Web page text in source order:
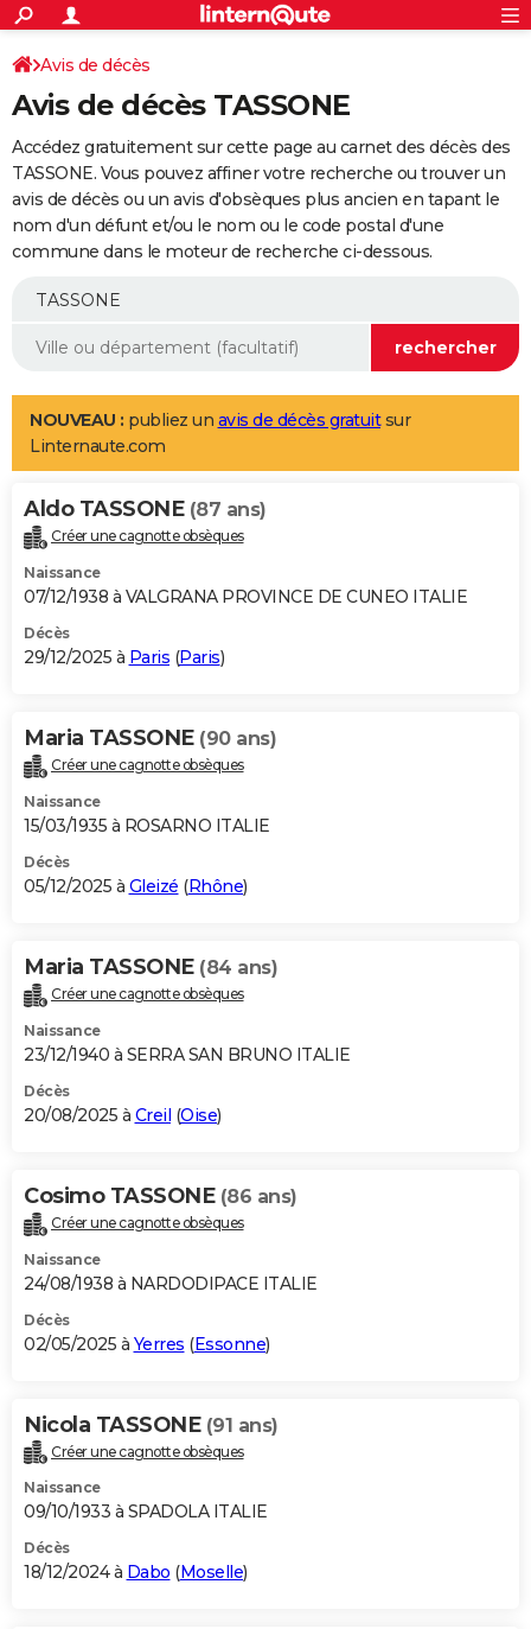
ACTUALITÉS
Politique
Société
Faits Divers
Education
Monde
Villes
+
SPORT
Coupe du monde 2026
Football
Tennis
Cyclisme
Rugby
Forum
Programme TV
TNT
Streaming
Cinéma
Sorties cinéma
Musique
+FINANCE
Retraite
Epargne
Immobilier
Risques naturels par ville
Banque
Assurance
AUTO
Essais
Réserver un essai
Citadines
Berlines
SUV
Forum auto
+
Mobiles
Meilleur smartphone
Internet
Ordinateurs
Jeux vidéo
Guide high-tech
Aménagement intérieur
LIFESTYLE
Art de vivre
Bien-être
Loisirs
Mode
Modes de vie
Alimentation
Guide de la santé
Maladies
Médicaments
Sommeil
VOYAGE
Destinations
City break
Voyage nature
Voyage de noces
Forum
Climat
+PHOTO
GUIDES D'ACHAT
BONS PLANS
Carte de Noël
Carte Bonne année
Carte Saint-Valentin
Carte Pâques
Carte d'anniversaire
DICTIONNAIRE
Dictionnaire
Biographies
Citations
Expressions
Proverbes
PROGRAMME TV
S'inscrire
Se connecter
Lycées
Collèges
Primaires
Universités
Entreprises
Service militaire
Avis de recherche
AVIS DE DÉCÈS
Bricolage
Lifestyle
Culture
Sport
Auto
Television
Voyage
Cinema
Avis de décès
Avis de décès TASSONE
Accédez gratuitement sur cette page au carnet des décès des
TASSONE. Vous pouvez affiner votre recherche ou trouver un
avis de décès ou un avis d'obsèques plus ancien en tapant le
nom d'un défunt et/ou le nom ou le code postal d'une
commune dans le moteur de recherche ci-dessous.
NOUVEAU : publiez un avis de décès gratuitsur
Linternaute.com
Aldo TASSONE (87 ans)
Créer une cagnotte obsèques
Naissance
07/12/1938 à VALGRANA PROVINCE DE CUNEO ITALIE
Décès
29/12/2025 à Paris (Paris)
Maria TASSONE (90 ans)
Créer une cagnotte obsèques
Naissance
15/03/1935 à ROSARNO ITALIE
Décès
05/12/2025 à Gleizé (Rhône)
Maria TASSONE (84 ans)
Créer une cagnotte obsèques
Naissance
23/12/1940 à SERRA SAN BRUNO ITALIE
Décès
20/08/2025 à Creil (Oise)
Cosimo TASSONE (86 ans)
Créer une cagnotte obsèques
Naissance
24/08/1938 à NARDODIPACE ITALIE
Décès
02/05/2025 à Yerres (Essonne)
Nicola TASSONE (91 ans)
Créer une cagnotte obsèques
Naissance
09/10/1933 à SPADOLA ITALIE
Décès
18/12/2024 à Dabo (Moselle)